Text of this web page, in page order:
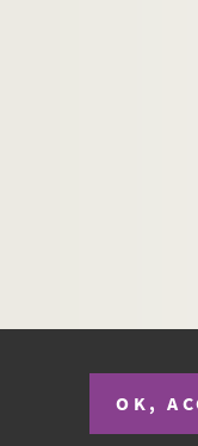
OK,